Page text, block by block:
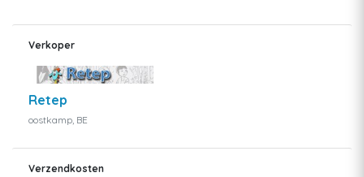
Verkoper
Retep
oostkamp, BE
Verzendkosten